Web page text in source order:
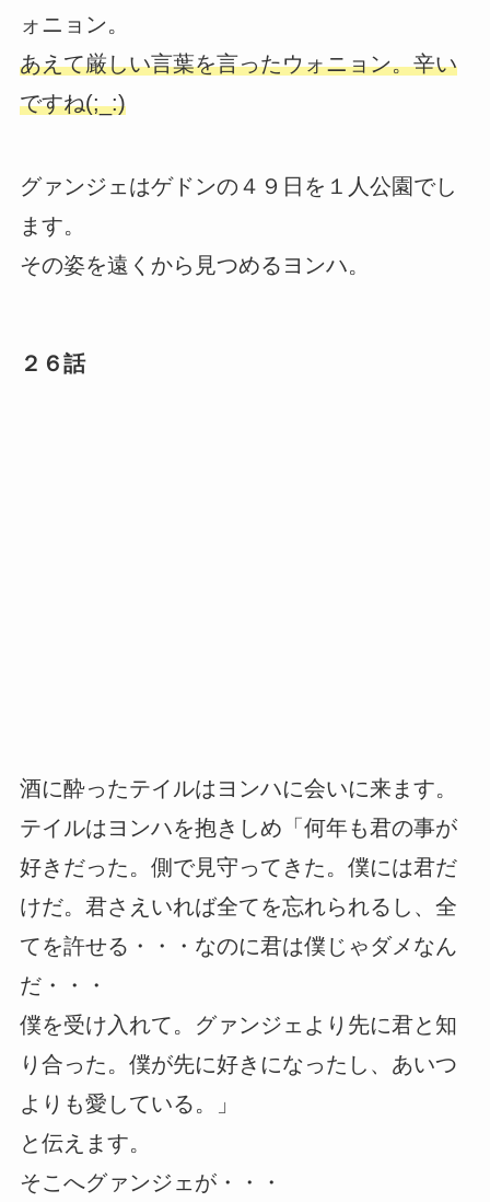
ォニョン。
あえて厳しい言葉を言ったウォニョン。辛い
ですね(;_:)
グァンジェはゲドンの４９日を１人公園でし
ます。
その姿を遠くから見つめるヨンハ。
２６話
酒に酔ったテイルはヨンハに会いに来ます。
テイルはヨンハを抱きしめ「何年も君の事が
好きだった。側で見守ってきた。僕には君だ
けだ。君さえいれば全てを忘れられるし、全
てを許せる・・・なのに君は僕じゃダメなん
だ・・・
僕を受け入れて。グァンジェより先に君と知
り合った。僕が先に好きになったし、あいつ
よりも愛している。」
と伝えます。
そこへグァンジェが・・・